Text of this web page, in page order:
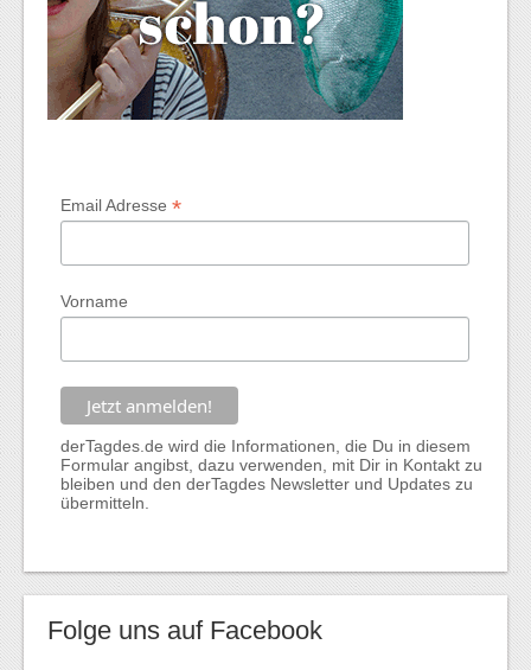
Email Adresse*
Vorname
derTagdes.de wird die Informationen, die Du in diesem
Formular angibst, dazu verwenden, mit Dir in Kontakt zu
bleiben und den derTagdes Newsletter und Updates zu
übermitteln.
Folge uns auf Facebook